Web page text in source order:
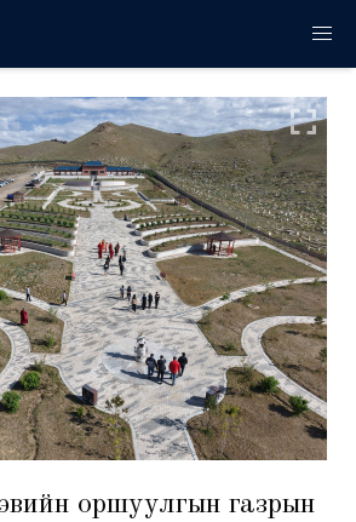
оршуулгын газрын